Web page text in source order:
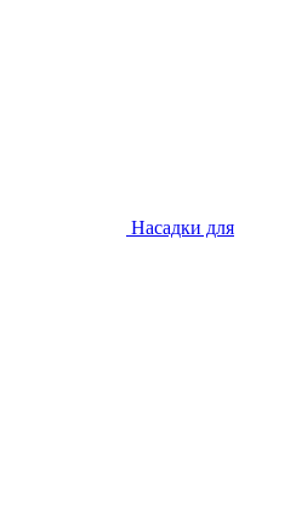
Насадки для